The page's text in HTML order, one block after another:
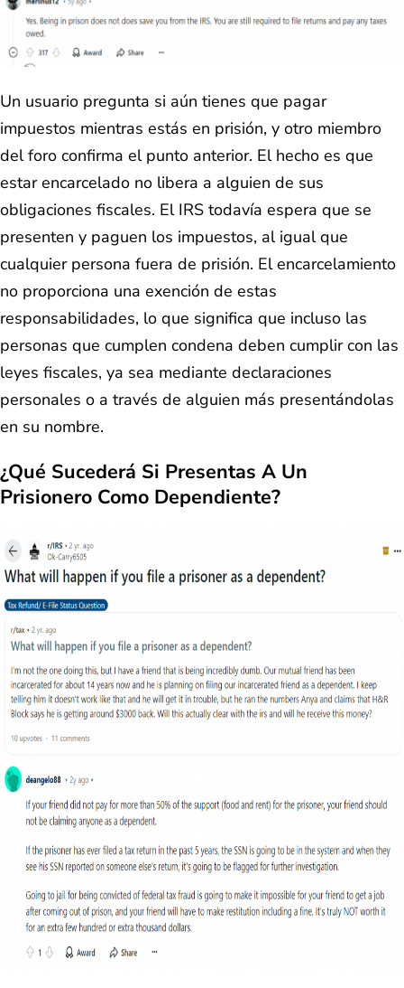
Un usuario pregunta si aún tienes que pagar
impuestos mientras estás en prisión, y otro miembro
del foro confirma el punto anterior. El hecho es que
estar encarcelado no libera a alguien de sus
obligaciones fiscales. El IRS todavía espera que se
presenten y paguen los impuestos, al igual que
cualquier persona fuera de prisión. El encarcelamiento
no proporciona una exención de estas
responsabilidades, lo que significa que incluso las
personas que cumplen condena deben cumplir con las
leyes fiscales, ya sea mediante declaraciones
personales o a través de alguien más presentándolas
en su nombre.
¿Qué Sucederá Si Presentas A Un
Prisionero Como Dependiente?